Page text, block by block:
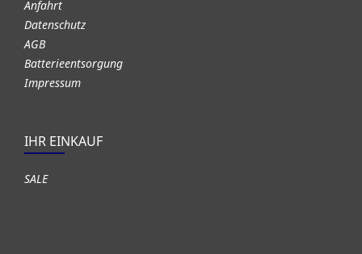
Anfahrt
Datenschutz
AGB
Batterieentsorgung
Impressum
IHR EINKAUF
SALE